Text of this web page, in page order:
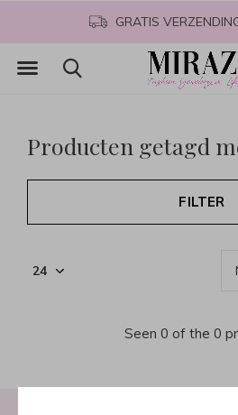
GRATIS
Producten getagd
FILTER
Seen 0 of the 0